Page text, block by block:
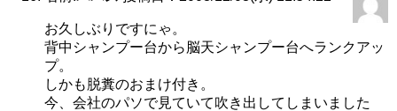
お久しぶりですにゃ。
背中シャンプー台から脳天シャンプー台へランクアッ
プ。
しかも脱糞のおまけ付き。
今、会社のパソで見ていて吹き出してしまいました